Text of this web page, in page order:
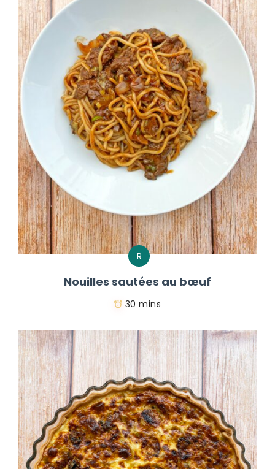
R
Nouilles sautées au bœuf
30 mins